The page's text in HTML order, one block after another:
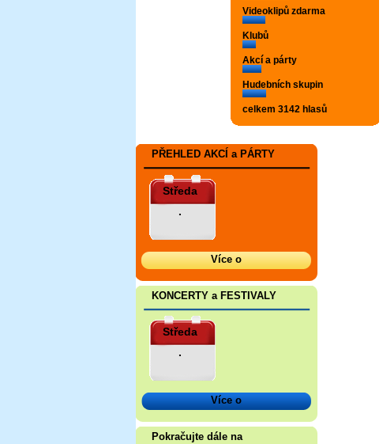
Videoklipů zdarma
Klubů
Akcí a párty
Hudebních skupin
celkem 3142 hlasů
PŘEHLED AKCÍ a PÁRTY
Středa
.
Více o
KONCERTY a FESTIVALY
Středa
.
Více o
Pokračujte dále na